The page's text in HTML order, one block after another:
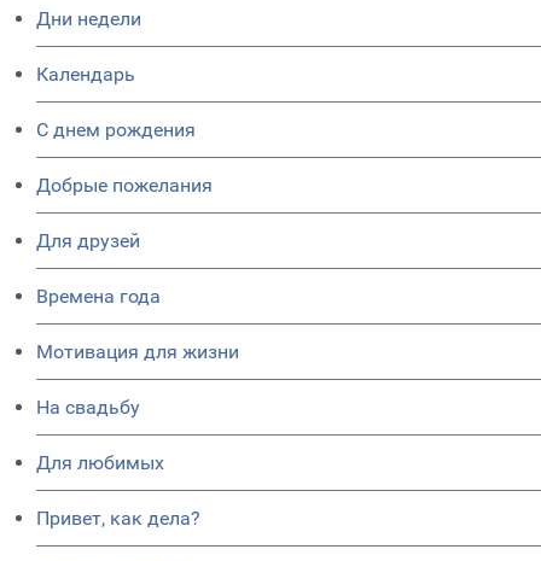
Дни недели
Календарь
C днем рождения
Добрые пожелания
Для друзей
Времена года
Мотивация для жизни
На свадьбу
Для любимых
Привет, как дела?